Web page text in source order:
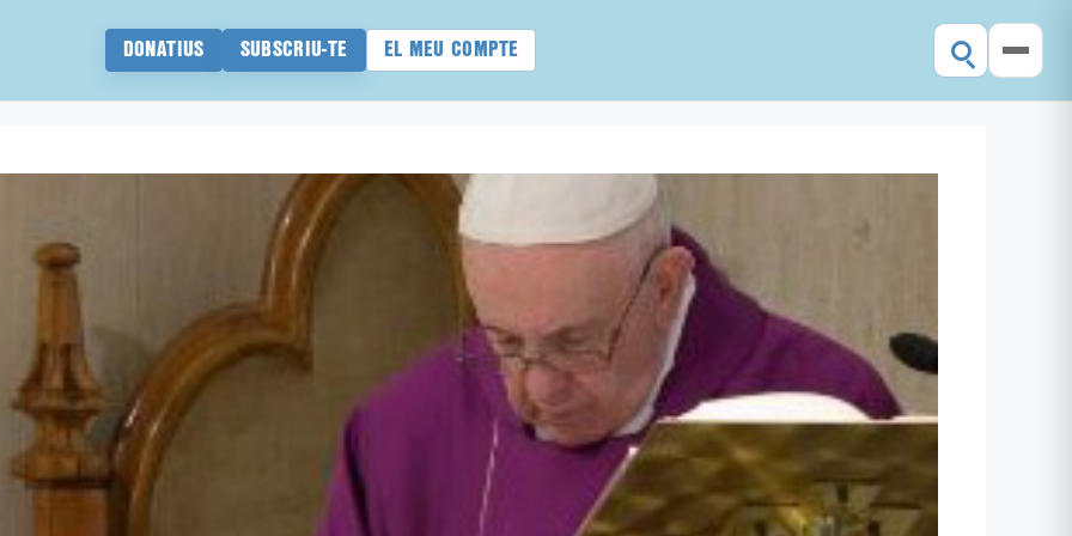
DONATIUS SUBSCRIU-TE EL MEU COMPTE